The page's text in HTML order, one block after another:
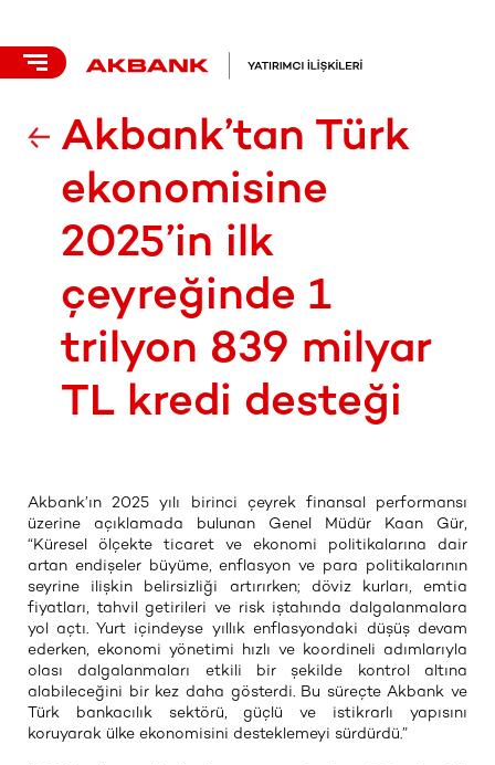
Akbank’tan Türk
ekonomisine
2025’in ilk
çeyreğinde 1
trilyon 839 milyar
TL kredi desteği
Akbank’ın 2025 yılı birinci çeyrek finansal performansı
üzerine açıklamada bulunan Genel Müdür Kaan Gür,
“Küresel ölçekte ticaret ve ekonomi politikalarına dair
artan endişeler büyüme, enflasyon ve para politikalarının
seyrine ilişkin belirsizliği artırırken; döviz kurları, emtia
fiyatları, tahvil getirileri ve risk iştahında dalgalanmalara
yol açtı. Yurt içindeyse yıllık enflasyondaki düşüş devam
ederken, ekonomi yönetimi hızlı ve koordineli adımlarıyla
olası dalgalanmaları etkili bir şekilde kontrol altına
alabileceğini bir kez daha gösterdi. Bu süreçte Akbank ve
Türk bankacılık sektörü, güçlü ve istikrarlı yapısını
koruyarak ülke ekonomisini desteklemeyi sürdürdü.”